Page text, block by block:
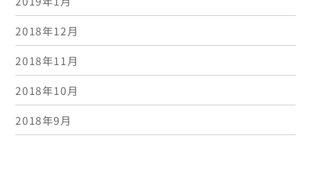
2018年12月
2018年11月
2018年10月
2018年9月